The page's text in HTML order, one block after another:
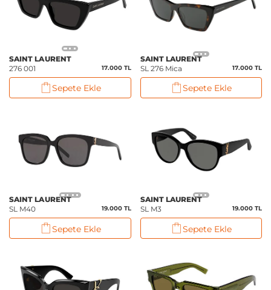
SAINT LAURENT
276 001
17.000 TL
Sepete Ekle
SAINT LAURENT
SL 276 Mica
17.000 TL
Sepete Ekle
SAINT LAURENT
SL M40
19.000 TL
Sepete Ekle
SAINT LAURENT
SL M3
19.000 TL
Sepete Ekle